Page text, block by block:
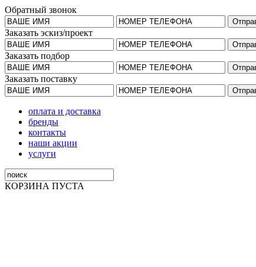
Обратный звонок
Заказать эскиз/проект
Заказать подбор
Заказать поставку
оплата и доставка
бренды
контакты
наши акции
услуги
КОРЗИНА ПУСТА